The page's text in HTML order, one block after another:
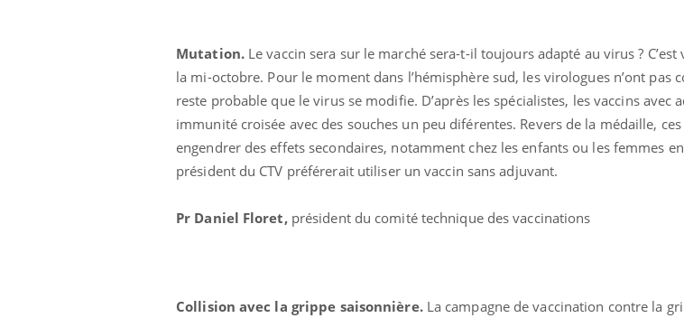
Mutation.Le vaccin sera sur le marché sera-t-il toujours adapté au virus ?
la mi-octobre. Pour le moment dans l’hémisphère sud, les virologues n’ont pas
reste probable que le virus se modifie. D’après les spécialistes, les vaccins avec
immunité croisée avec des souches un peu diférentes. Revers de la médaille,
engendrer des effets secondaires, notamment chez les enfants ou les femmes
président du CTV préférerait utiliser un vaccin sans adjuvant.
Pr Daniel Floret, président du comité technique des vaccinations
Collision avec la grippe saisonnière.La campagne de vaccination contre la
rythme de vie ! Vacances, plage, piscine,
soleil, activités en plein air… Nos mains
diabète, c'est une période de questions, de
défis, mais ...
Un